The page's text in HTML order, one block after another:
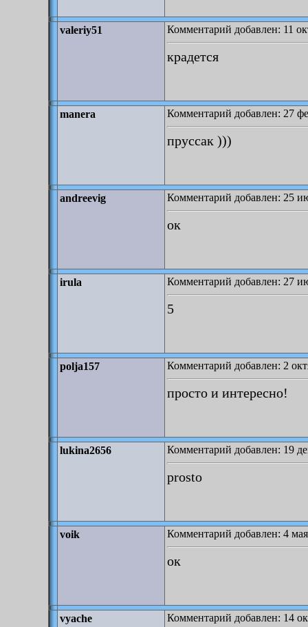
valeriy51 Комментарий добавлен: 11
крадется
manera Комментарий добавлен: 27
пруссак )))
andreevig Комментарий добавлен: 25
ок
irula Комментарий добавлен: 27
5
polja157 Комментарий добавлен: 2
просто и интересно!
lukina2656 Комментарий добавлен: 19
prosto
voik Комментарий добавлен: 4
ок
vyache Комментарий добавлен: 14